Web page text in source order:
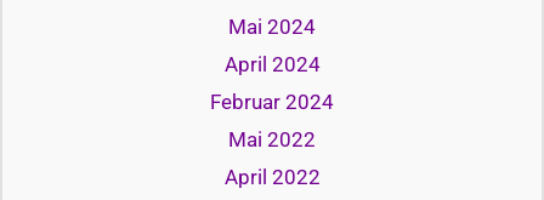
Mai 2024
April 2024
Februar 2024
Mai 2022
April 2022